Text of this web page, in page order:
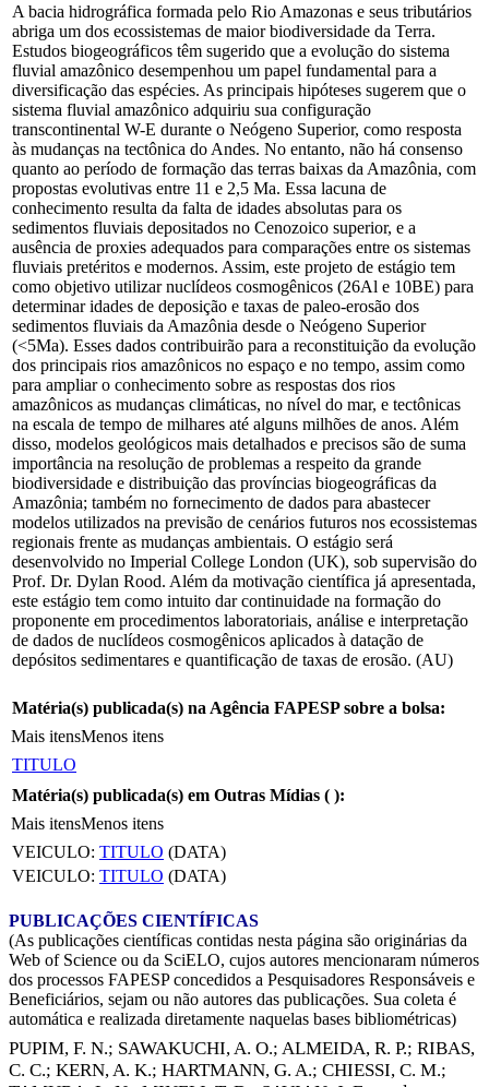
A bacia hidrográfica formada pelo Rio Amazonas e seus tributários
abriga um dos ecossistemas de maior biodiversidade da Terra.
Estudos biogeográficos têm sugerido que a evolução do sistema
fluvial amazônico desempenhou um papel fundamental para a
diversificação das espécies. As principais hipóteses sugerem que o
sistema fluvial amazônico adquiriu sua configuração
transcontinental W-E durante o Neógeno Superior, como resposta
às mudanças na tectônica do Andes. No entanto, não há consenso
quanto ao período de formação das terras baixas da Amazônia, com
propostas evolutivas entre 11 e 2,5 Ma. Essa lacuna de
conhecimento resulta da falta de idades absolutas para os
sedimentos fluviais depositados no Cenozoico superior, e a
ausência de proxies adequados para comparações entre os sistemas
fluviais pretéritos e modernos. Assim, este projeto de estágio tem
como objetivo utilizar nuclídeos cosmogênicos (26Al e 10BE) para
determinar idades de deposição e taxas de paleo-erosão dos
sedimentos fluviais da Amazônia desde o Neógeno Superior
(<5Ma). Esses dados contribuirão para a reconstituição da evolução
dos principais rios amazônicos no espaço e no tempo, assim como
para ampliar o conhecimento sobre as respostas dos rios
amazônicos as mudanças climáticas, no nível do mar, e tectônicas
na escala de tempo de milhares até alguns milhões de anos. Além
disso, modelos geológicos mais detalhados e precisos são de suma
importância na resolução de problemas a respeito da grande
biodiversidade e distribuição das províncias biogeográficas da
Amazônia; também no fornecimento de dados para abastecer
modelos utilizados na previsão de cenários futuros nos ecossistemas
regionais frente as mudanças ambientais. O estágio será
desenvolvido no Imperial College London (UK), sob supervisão do
Prof. Dr. Dylan Rood. Além da motivação científica já apresentada,
este estágio tem como intuito dar continuidade na formação do
proponente em procedimentos laboratoriais, análise e interpretação
de dados de nuclídeos cosmogênicos aplicados à datação de
depósitos sedimentares e quantificação de taxas de erosão. (AU)
Matéria(s) publicada(s) na Agência FAPESP sobre a bolsa:
Mais itensMenos itens
TITULO
Matéria(s) publicada(s) em Outras Mídias ( ):
Mais itensMenos itens
VEICULO: TITULO (DATA)
VEICULO: TITULO (DATA)
PUBLICAÇÕES CIENTÍFICAS
(As publicações científicas contidas nesta página são originárias da
Web of Science ou da SciELO, cujos autores mencionaram números
dos processos FAPESP concedidos a Pesquisadores Responsáveis e
Beneficiários, sejam ou não autores das publicações. Sua coleta é
automática e realizada diretamente naquelas bases bibliométricas)
PUPIM, F. N.; SAWAKUCHI, A. O.; ALMEIDA, R. P.; RIBAS,
C. C.; KERN, A. K.; HARTMANN, G. A.; CHIESSI, C. M.;